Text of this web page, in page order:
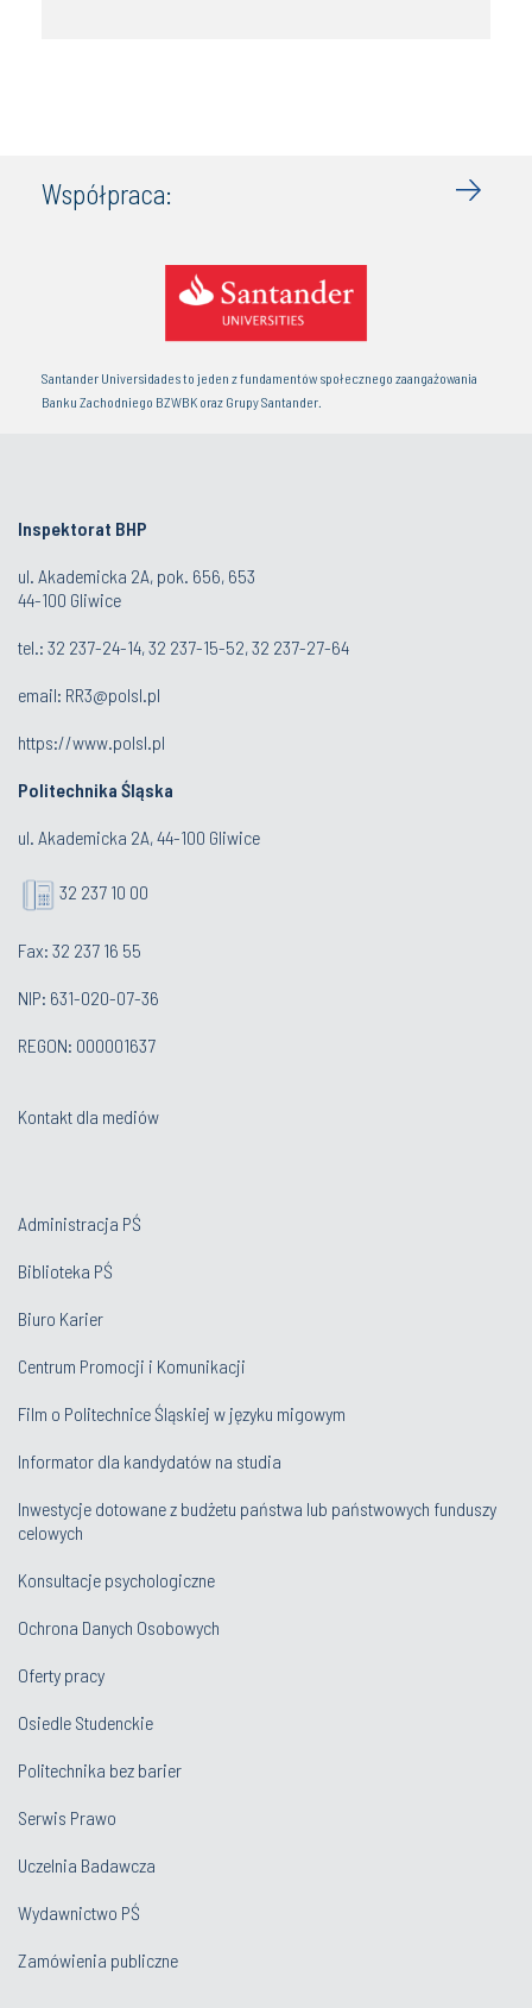
Współpraca:
Santander Universidades to jeden z fundamentów społecznego zaangażowania
Banku Zachodniego BZWBK oraz Grupy Santander.
Inspektorat BHP
ul. Akademicka 2A, pok. 656, 653
44-100 Gliwice
tel.: 32 237-24-14, 32 237-15-52, 32 237-27-64
email: RR3@polsl.pl
https://www.polsl.pl
Politechnika Śląska
ul. Akademicka 2A, 44-100 Gliwice
32 237 10 00
Fax: 32 237 16 55
NIP: 631-020-07-36
REGON: 000001637
Kontakt dla mediów
Administracja PŚ
Biblioteka PŚ
Biuro Karier
Centrum Promocji i Komunikacji
Film o Politechnice Śląskiej w języku migowym
Informator dla kandydatów na studia
Inwestycje dotowane z budżetu państwa lub państwowych funduszy
celowych
Konsultacje psychologiczne
Ochrona Danych Osobowych
Oferty pracy
Osiedle Studenckie
Politechnika bez barier
Serwis Prawo
Uczelnia Badawcza
Wydawnictwo PŚ
Zamówienia publiczne